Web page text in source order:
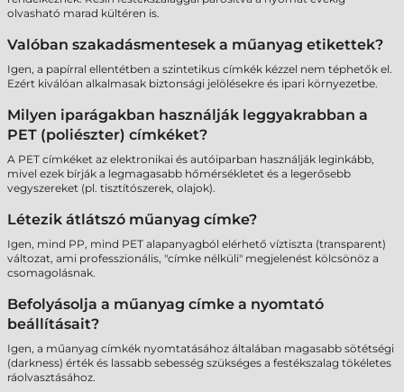
olvasható marad kültéren is.
Valóban szakadásmentesek a műanyag etikettek?
Igen, a papírral ellentétben a szintetikus címkék kézzel nem téphetők el.
Ezért kiválóan alkalmasak biztonsági jelölésekre és ipari környezetbe.
Milyen iparágakban használják leggyakrabban a
PET (poliészter) címkéket?
A PET címkéket az elektronikai és autóiparban használják leginkább,
mivel ezek bírják a legmagasabb hőmérsékletet és a legerősebb
vegyszereket (pl. tisztítószerek, olajok).
Létezik átlátszó műanyag címke?
Igen, mind PP, mind PET alapanyagból elérhető víztiszta (transparent)
változat, ami professzionális, "címke nélküli" megjelenést kölcsönöz a
csomagolásnak.
Befolyásolja a műanyag címke a nyomtató
beállításait?
Igen, a műanyag címkék nyomtatásához általában magasabb sötétségi
(darkness) érték és lassabb sebesség szükséges a festékszalag tökéletes
ráolvasztásához.